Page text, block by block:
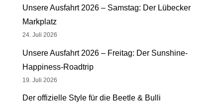
Unsere Ausfahrt 2026 – Samstag: Der Lübecker
Markplatz
24. Juli 2026
Unsere Ausfahrt 2026 – Freitag: Der Sunshine-
Happiness-Roadtrip
19. Juli 2026
Der offizielle Style für die Beetle & Bulli